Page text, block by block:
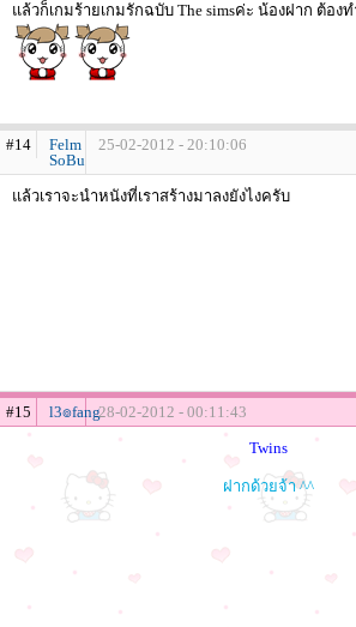
แล้วก็เกมร้ายเกมรักฉบับ The simsค่ะ น้องฝาก ต้อง
#14
Felm
SoBu
25-02-2012 - 20:10:06
แล้วเราจะนำหนังที่เราสร้างมาลงยังไงครับ
#15 l3๏fang28-02-2012 - 00:11:43
Twins
ฝากด้วยจ้า ^^